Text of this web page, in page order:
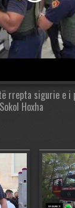
rrepta sigurie e i
Hoxha